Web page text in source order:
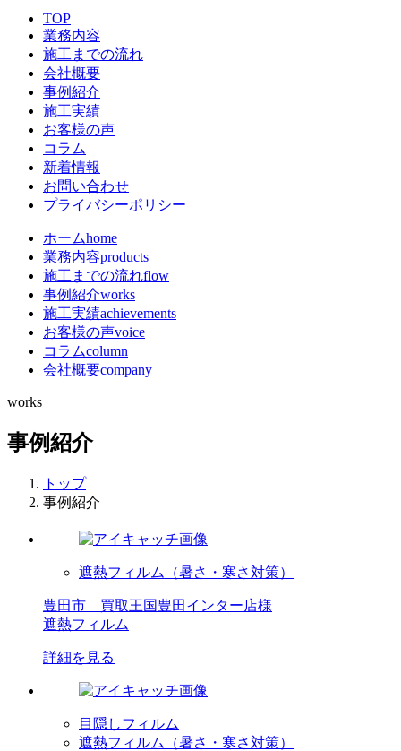
TOP
業務内容
施工までの流れ
会社概要
事例紹介
施工実績
お客様の声
コラム
新着情報
お問い合わせ
プライバシーポリシー
ホームhome
業務内容products
施工までの流れflow
事例紹介works
施工実績achievements
お客様の声voice
コラムcolumn
会社概要company
works
事例紹介
トップ
事例紹介
遮熱フィルム（暑さ・寒さ対策）
豊田市 買取王国豊田インター店様
遮熱フィルム
詳細を見る
目隠しフィルム
遮熱フィルム（暑さ・寒さ対策）